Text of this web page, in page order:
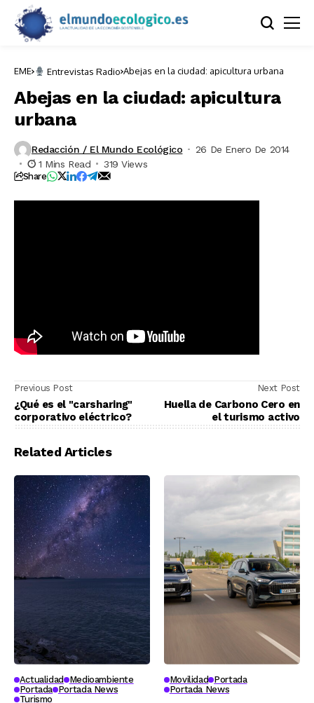
EME Entrevistas Radio Abejas en la ciudad: apicultura urbana
Abejas en la ciudad: apicultura
urbana
Redacción / El Mundo Ecológico
26 De Enero De 2014
1 Mins Read
319 Views
Share
Previous Post
¿Qué es el "carsharing"
corporativo eléctrico?
Next Post
Huella de Carbono Cero en
el turismo activo
Related Articles
Actualidad Medioambiente
Portada Portada News
Turismo
Movilidad Portada
Portada News